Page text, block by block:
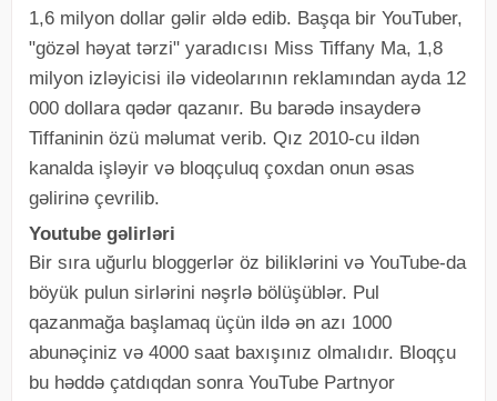
1,6 milyon dollar gəlir əldə edib. Başqa bir YouTuber,
"gözəl həyat tərzi" yaradıcısı Miss Tiffany Ma, 1,8
milyon izləyicisi ilə videolarının reklamından ayda 12
000 dollara qədər qazanır. Bu barədə insayderə
Tiffaninin özü məlumat verib. Qız 2010-cu ildən
kanalda işləyir və bloqçuluq çoxdan onun əsas
gəlirinə çevrilib.
Youtube gəlirləri
Bir sıra uğurlu bloggerlər öz biliklərini və YouTube-da
böyük pulun sirlərini nəşrlə bölüşüblər. Pul
qazanmağa başlamaq üçün ildə ən azı 1000
abunəçiniz və 4000 saat baxışınız olmalıdır. Bloqçu
bu həddə çatdıqdan sonra YouTube Partnyor